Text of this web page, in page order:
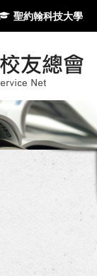
聖約翰科技大學